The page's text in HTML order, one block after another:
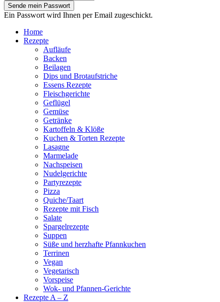
Ein Passwort wird Ihnen per Email zugeschickt.
Home
Rezepte
Aufläufe
Backen
Beilagen
Dips und Brotaufstriche
Essens Rezepte
Fleischgerichte
Geflügel
Gemüse
Getränke
Kartoffeln & Klöße
Kuchen & Torten Rezepte
Lasagne
Marmelade
Nachspeisen
Nudelgerichte
Partyrezepte
Pizza
Quiche/Taart
Rezepte mit Fisch
Salate
Spargelrezepte
Suppen
Süße und herzhafte Pfannkuchen
Terrinen
Vegan
Vegetarisch
Vorspeise
Wok- und Pfannen-Gerichte
Rezepte A – Z